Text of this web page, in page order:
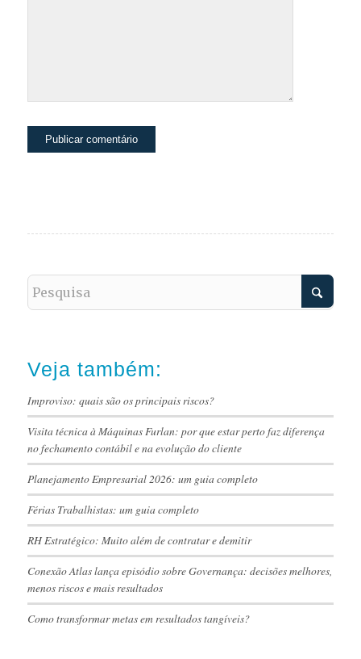
Veja também:
Improviso: quais são os principais riscos?
Visita técnica à Máquinas Furlan: por que estar perto faz diferença
no fechamento contábil e na evolução do cliente
Planejamento Empresarial 2026: um guia completo
Férias Trabalhistas: um guia completo
RH Estratégico: Muito além de contratar e demitir
Conexão Atlas lança episódio sobre Governança: decisões melhores,
menos riscos e mais resultados
Como transformar metas em resultados tangíveis?